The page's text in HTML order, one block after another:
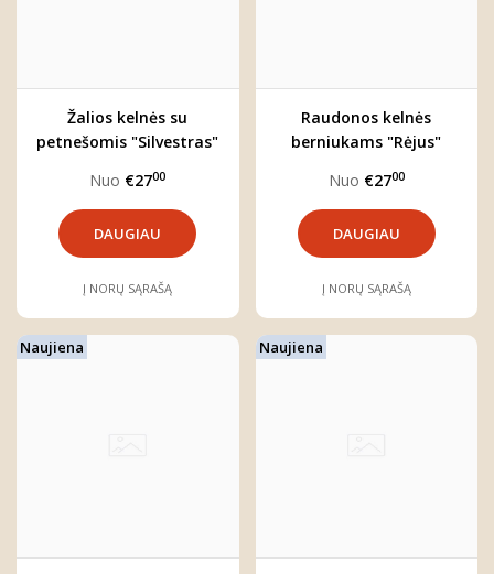
Žalios kelnės su
petnešomis "Silvestras"
Nuo €2700
DAUGIAU
Į NORŲ SĄRAŠĄ
Raudonos kelnės
berniukams "Rėjus"
Nuo €2700
DAUGIAU
Į NORŲ SĄRAŠĄ
Naujiena Naujiena